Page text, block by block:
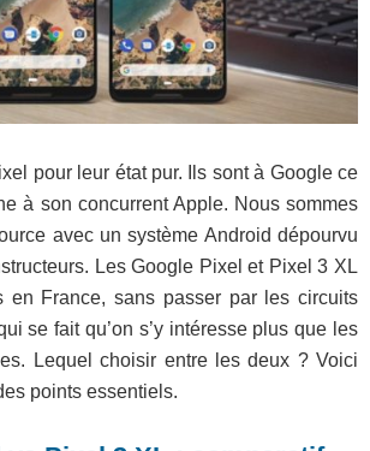
pour leur état pur. Ils sont à Google ce
à son concurrent Apple. Nous sommes
avec un système Android dépourvu
Les Google Pixel et Pixel 3 XL
en France, sans passer par les circuits
se fait qu’on s’y intéresse plus que les
Lequel choisir entre les deux ? Voici
points essentiels.